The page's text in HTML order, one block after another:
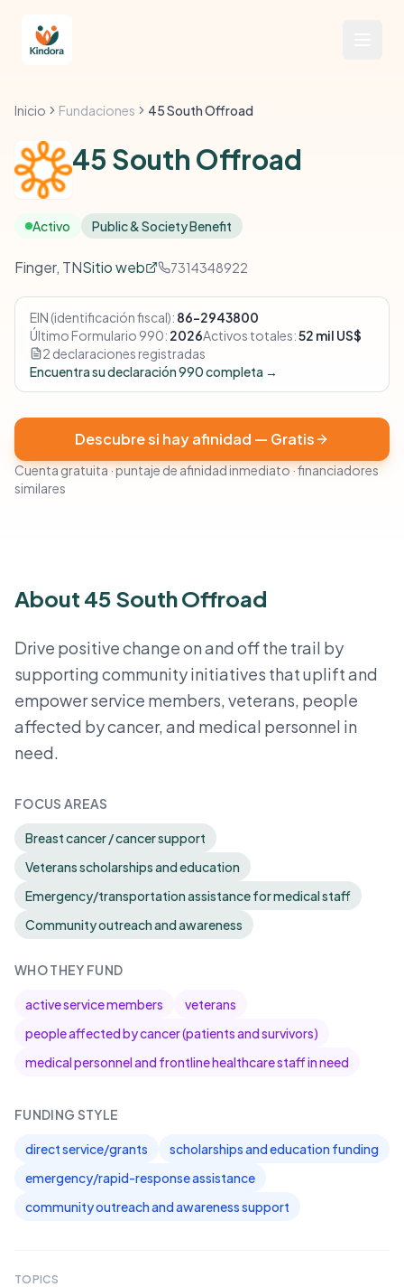
Inicio Fundaciones 45 South Offroad
45 South Offroad
Activo Public & Society Benefit
Finger, TNSitio web 7314348922
EIN (identificación fiscal): 86-2943800
Último Formulario 990: 2026Activos totales:52 mil US$
2 declaraciones registradas
Encuentra su declaración 990 completa →
Descubre si hay afinidad — Gratis
Cuenta gratuita · puntaje de afinidad inmediato · financiadores
similares
About 45 South Offroad
Drive positive change on and off the trail by
supporting community initiatives that uplift and
empower service members, veterans, people
affected by cancer, and medical personnel in
need.
FOCUS AREAS
Breast cancer / cancer support
Veterans scholarships and education
Emergency/transportation assistance for medical staff
Community outreach and awareness
WHO THEY FUND
active service members
veterans
people affected by cancer (patients and survivors)
medical personnel and frontline healthcare staff in need
FUNDING STYLE
direct service/grants
scholarships and education funding
emergency/rapid-response assistance
community outreach and awareness support
TOPICS